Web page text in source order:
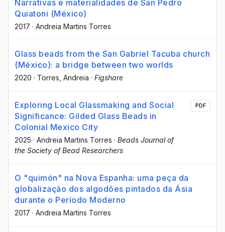
Narrativas e materialidades de San Pedro
Quiatoni (México)
2017 · Andreia Martins Torres
Glass beads from the San Gabriel Tacuba church
(México): a bridge between two worlds
2020 · Torres, Andreia · Figshare
Exploring Local Glassmaking and Social
Significance: Gilded Glass Beads in
Colonial Mexico City
2025 · Andreia Martins Torres · Beads Journal of
the Society of Bead Researchers
PDF
O "quimón" na Nova Espanha: uma peça da
globalização dos algodões pintados da Ásia
durante o Período Moderno
2017 · Andreia Martins Torres